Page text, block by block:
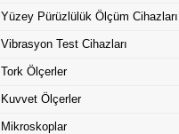
Yüzey Pürüzlülük Ölçüm Cihazları
Vibrasyon Test Cihazları
Tork Ölçerler
Kuvvet Ölçerler
Mikroskoplar